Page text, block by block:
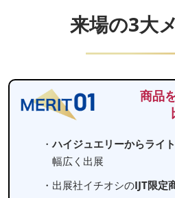
来場の3大
商品
・ハイジュエリーからライ
幅広く出展
・出展社イチオシのIJT限定